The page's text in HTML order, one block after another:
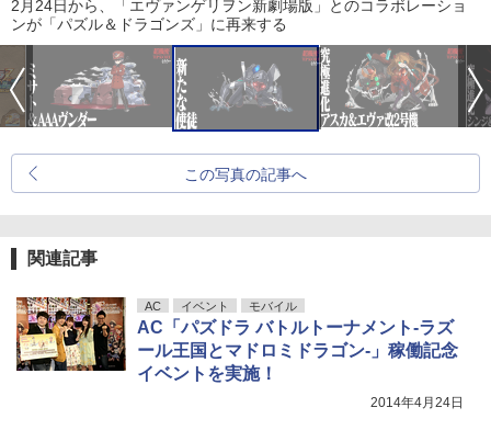
2月24日から、「エヴァンゲリヲン新劇場版」とのコラボレーショ
ンが「パズル＆ドラゴンズ」に再来する
この写真の記事へ
関連記事
AC イベント モバイル
AC「パズドラ バトルトーナメント-ラズ
ール王国とマドロミドラゴン-」稼働記念
イベントを実施！
2014年4月24日